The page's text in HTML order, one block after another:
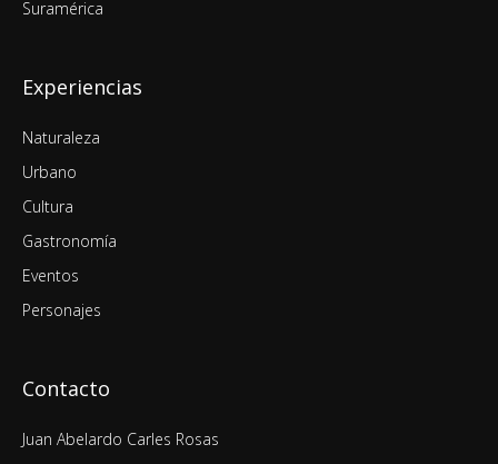
Suramérica
Experiencias
Naturaleza
Urbano
Cultura
Gastronomía
Eventos
Personajes
Contacto
Juan Abelardo Carles Rosas